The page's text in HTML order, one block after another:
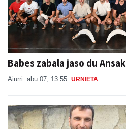
Babes zabala jaso du Ansak
Aiurri abu 07, 13:55 URNIETA